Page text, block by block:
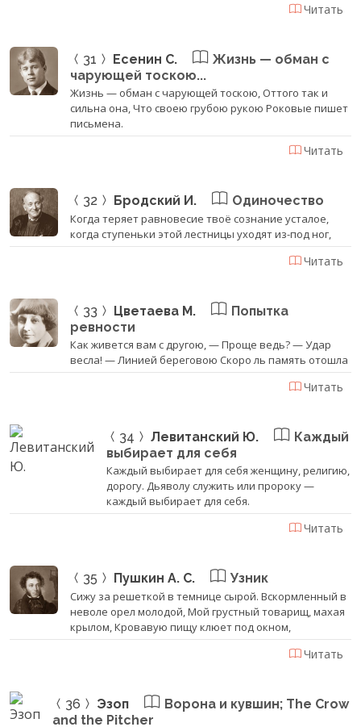
Читать
31 Есенин С.
Жизнь — обман с
чарующей тоскою...
Жизнь — обман с чарующей тоскою, Оттого так и
сильна она, Что своею грубою рукою Роковые пишет
письмена.
Читать
32 Бродский И. Одиночество
Когда теряет равновесие твоё сознание усталое,
когда ступеньки этой лестницы уходят из-под ног,
Читать
33 Цветаева М.
Попытка
ревности
Как живется вам с другою, — Проще ведь? — Удар
весла! — Линией береговою Скоро ль память отошла
Читать
34 Левитанский Ю.
Каждый
выбирает для себя
Каждый выбирает для себя женщину, религию,
дорогу. Дьяволу служить или пророку —
каждый выбирает для себя.
Читать
35 Пушкин А. С. Узник
Сижу за решеткой в темнице сырой. Вскормленный в
неволе орел молодой, Мой грустный товарищ, махая
крылом, Кровавую пищу клюет под окном,
Читать
36 Эзоп
Ворона и кувшин; The Crow
and the Pitcher